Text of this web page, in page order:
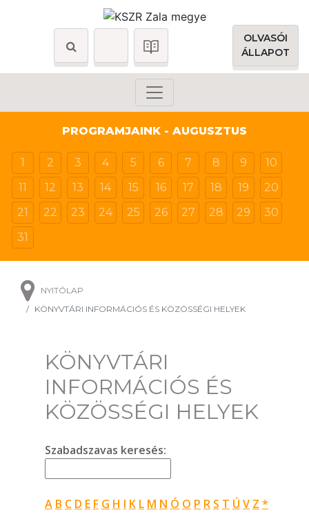
OLVASÓI
ÁLLAPOT
PROGRAMJAINK - AUGUSZTUS
1 2 3 4 5 6 7 8 9
10
11
12 13 14 15 16 17 18 19
20
21
22 23 24 25 26 27 28 29
30
31
NYITÓLAP
KÖNYVTÁRI INFORMÁCIÓS ÉS KÖZÖSSÉGI HELYEK
KÖNYVTÁRI
INFORMÁCIÓS ÉS
KÖZÖSSÉGI HELYEK
Szabadszavas keresés:
A B C D E F G H I K L M N Ó O P R S T Ú V Z *